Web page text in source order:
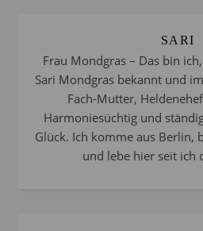
SARI
Frau Mondgras – Das bin
Sari Mondgras bekannt und
Fach-Mutter,
Harmoniesüchtig und
Glück. Ich komme aus Berlin,
und lebe hier seit ich